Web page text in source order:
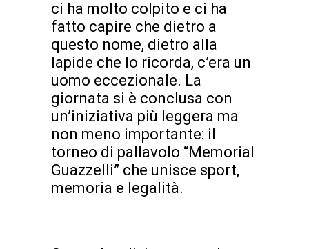
ci ha molto colpito e ci ha
fatto capire che dietro a
questo nome, dietro alla
lapide che lo ricorda, c’era un
uomo eccezionale. La
giornata si è conclusa con
un’iniziativa più leggera ma
non meno importante: il
torneo di pallavolo “Memorial
Guazzelli” che unisce sport,
memoria e legalità.